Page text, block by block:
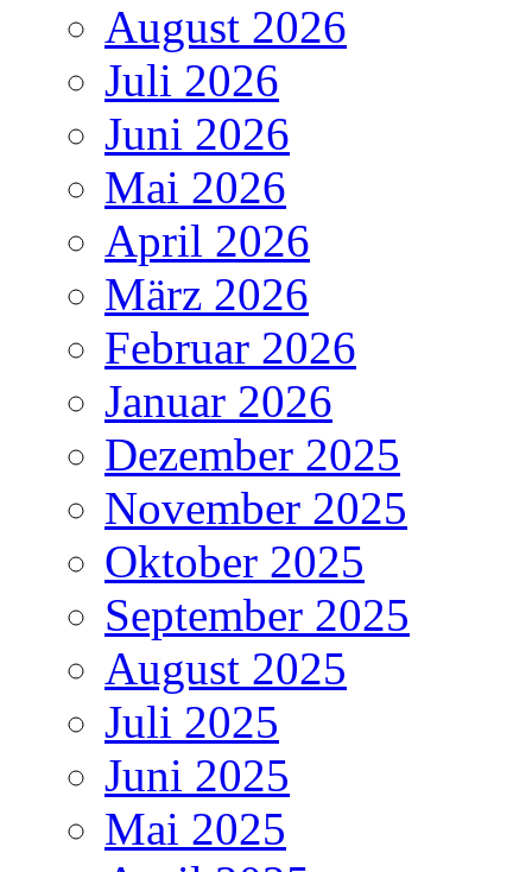
August 2026
Juli 2026
Juni 2026
Mai 2026
April 2026
März 2026
Februar 2026
Januar 2026
Dezember 2025
November 2025
Oktober 2025
September 2025
August 2025
Juli 2025
Juni 2025
Mai 2025